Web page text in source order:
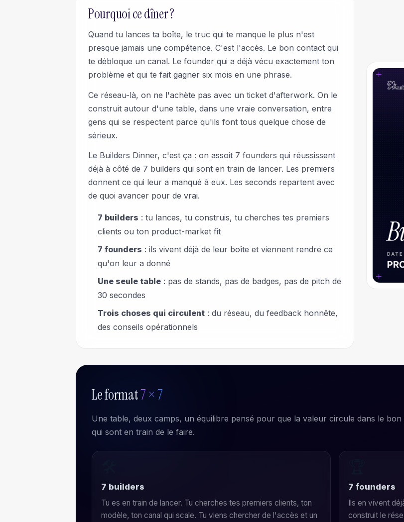
Pourquoi ce dîner ?
Quand tu lances ta boîte, le truc qui te manque le plus n'est
presque jamais une compétence. C'est l'accès. Le bon contact qui
te débloque un canal. Le founder qui a déjà vécu exactement ton
problème et qui te fait gagner six mois en une phrase.
Ce réseau-là, on ne l'achète pas avec un ticket d'afterwork. On le
construit autour d'une table, dans une vraie conversation, entre
gens qui se respectent parce qu'ils font tous quelque chose de
sérieux.
Le Builders Dinner, c'est ça : on assoit 7 founders qui réussissent
déjà à côté de 7 builders qui sont en train de lancer. Les premiers
donnent ce qui leur a manqué à eux. Les seconds repartent avec
de quoi avancer pour de vrai.
7 builders : tu lances, tu construis, tu cherches tes premiers
clients ou ton product-market fit
7 founders : ils vivent déjà de leur boîte et viennent rendre ce
qu'on leur a donné
Une seule table : pas de stands, pas de badges, pas de pitch de
30 secondes
Trois choses qui circulent : du réseau, du feedback honnête,
des conseils opérationnels
Le format7 × 7
Une table, deux camps, un équilibre pensé pour que la valeur circule dans le
qui sont en train de le faire.
7 builders
Tu es en train de lancer. Tu cherches tes premiers clients, ton
modèle, ton canal qui scale. Tu viens chercher de l'accès et un
7 founders
Ils en vivent
construit le